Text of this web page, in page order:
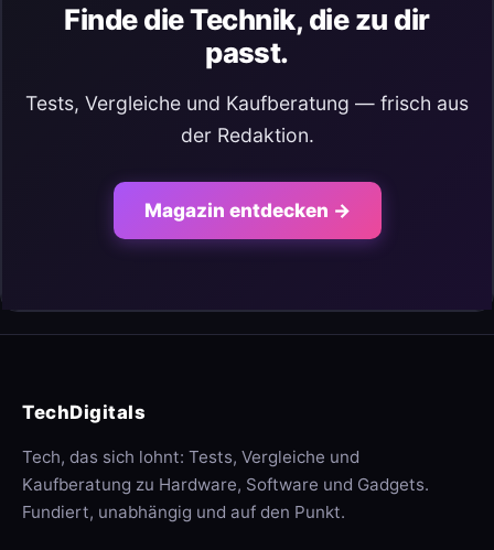
Finde die Technik, die zu dir
passt.
Tests, Vergleiche und Kaufberatung — frisch aus
der Redaktion.
Magazin entdecken →
TechDigitals
Tech, das sich lohnt: Tests, Vergleiche und
Kaufberatung zu Hardware, Software und Gadgets.
Fundiert, unabhängig und auf den Punkt.